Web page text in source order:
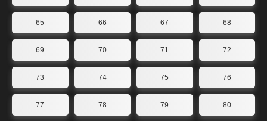
65 66 67 68
69 70 71 72
73 74 75 76
77 78 79 80